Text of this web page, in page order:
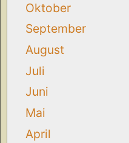
Oktober
September
August
Juli
Juni
Mai
April